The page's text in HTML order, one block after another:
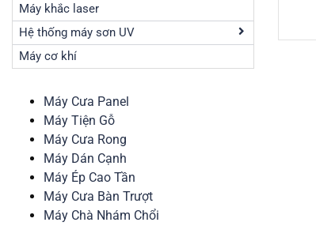
Máy khắc laser
Hệ thống máy sơn UV
Máy cơ khí
Máy Cưa Panel
Máy Tiện Gỗ
Máy Cưa Rong
Máy Dán Cạnh
Máy Ép Cao Tần
Máy Cưa Bàn Trượt
Máy Chà Nhám Chổi